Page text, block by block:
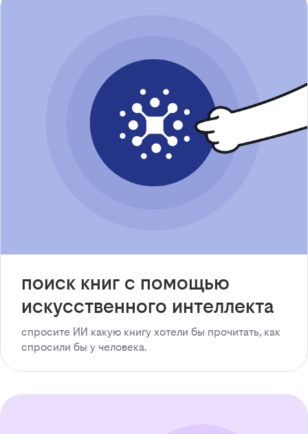
поиск книг с помощью
искусственного интеллекта
спросите ИИ какую книгу хотели бы прочитать, как
спросили бы у человека.